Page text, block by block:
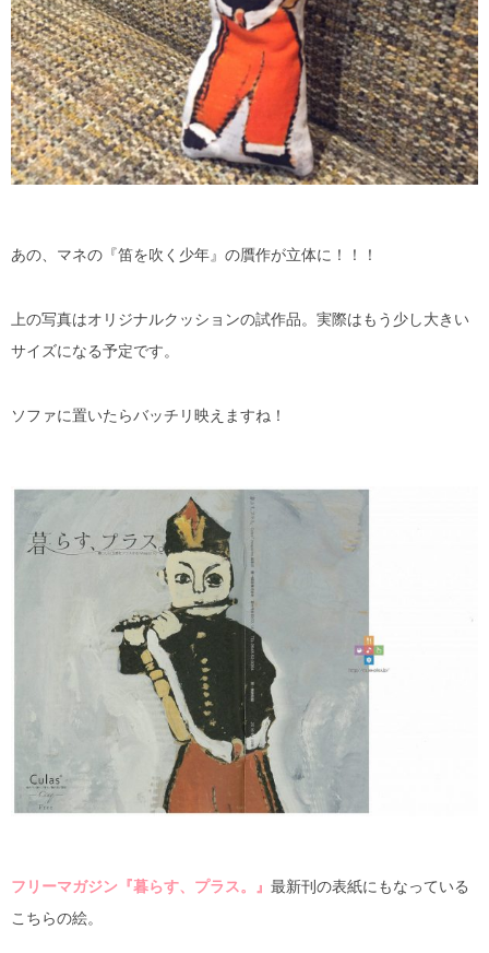
あの、マネの『笛を吹く少年』の贋作が立体に！！！
上の写真はオリジナルクッションの試作品。実際はもう少し大きい
サイズになる予定です。
ソファに置いたらバッチリ映えますね！
フリーマガジン『暮らす、プラス。』 最新刊の表紙にもなっている
こちらの絵。